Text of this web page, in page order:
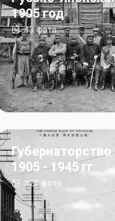
1905 год
43фото
1905 - 1945 гг
820фото